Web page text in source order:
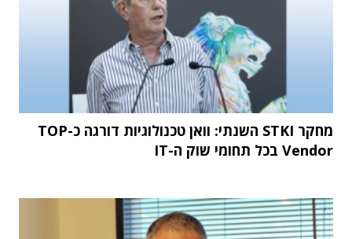
מחקר STKI השנתי: וואן טכנולוגיות דורגה כ-TOP
Vendor בכל תחומי שוק ה-IT